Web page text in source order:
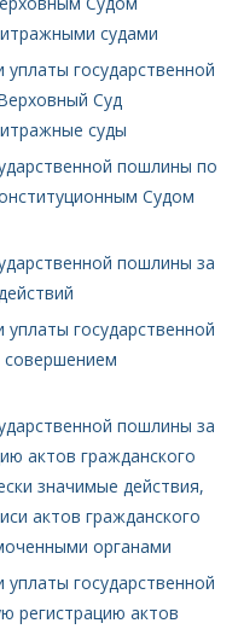
судами
государственной
Суд
суды
пошлины по
Судом
пошлины за
государственной
пошлины за
актов гражданского
значимые действия,
актов гражданского
органами
государственной
регистрацию актов